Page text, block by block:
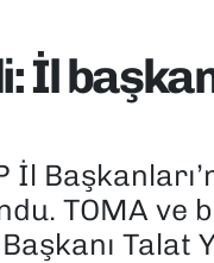
İl
TOMA ve
Talat